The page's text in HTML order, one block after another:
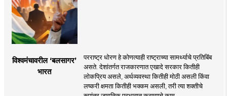
विश्वमंचावरील ‘बलसागर’
भारत
परराष्ट्र धोरण हे कोणत्याही राष्ट्राच्या सामर्थ्याचे प्रतिबिंब
असते. देशांतर्गत राजकारणात एखादे सरकार कितीही
लोकप्रिय असले, अर्थव्यवस्था कितीही मोठी असली किंवा
लष्करी क्षमता कितीही भक्कम असली, तरी त्या शक्तीचे